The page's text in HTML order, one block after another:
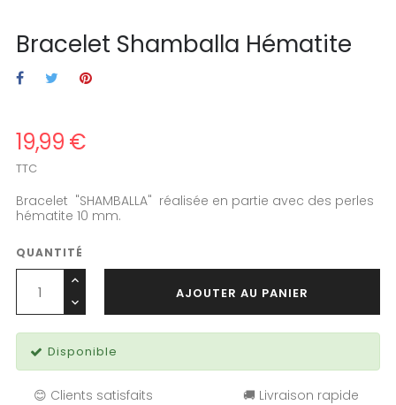
Bracelet Shamballa Hématite
19,99 €
TTC
Bracelet "SHAMBALLA" réalisée en partie avec des perles
hématite 10 mm.
QUANTITÉ
AJOUTER AU PANIER
Disponible
😊 Clients satisfaits
🚚 Livraison rapide